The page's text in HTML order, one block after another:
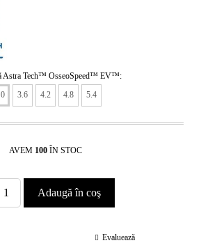
Astra Tech™ OsseoSpeed™ EV™:
3.6 4.2 4.8 5.4
AVEM 100 ÎN STOC
Evaluează